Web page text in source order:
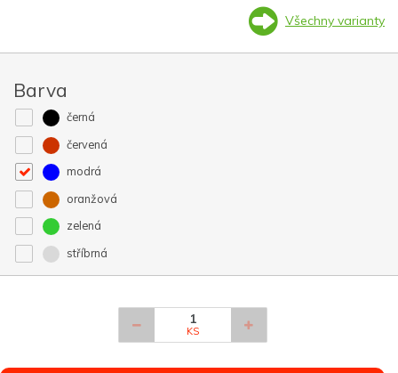
Všechny varianty
Barva
černá
červená
modrá
oranžová
zelená
stříbrná
KS